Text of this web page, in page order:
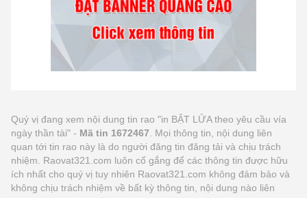
Quý vị đang xem nội dung tin rao "in BẬT LỬA theo yêu cầu vía
ngày thần tài" - Mã tin 1672467 . Mọi thông tin, nội dung liên
quan tới tin rao này là do người đăng tin đăng tải và chịu trách
nhiệm. Raovat321.com luôn cố gắng để các thông tin được hữu
ích nhất cho quý vị tuy nhiên Raovat321.com không đảm bảo và
không chịu trách nhiệm về bất kỳ thông tin, nội dung nào liên